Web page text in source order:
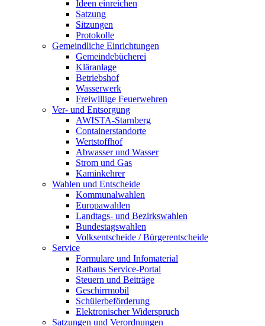
Ideen einreichen
Satzung
Sitzungen
Protokolle
Gemeindliche Einrichtungen
Gemeindebücherei
Kläranlage
Betriebshof
Wasserwerk
Freiwillige Feuerwehren
Ver- und Entsorgung
AWISTA-Starnberg
Containerstandorte
Wertstoffhof
Abwasser und Wasser
Strom und Gas
Kaminkehrer
Wahlen und Entscheide
Kommunalwahlen
Europawahlen
Landtags- und Bezirkswahlen
Bundestagswahlen
Volksentscheide / Bürgerentscheide
Service
Formulare und Infomaterial
Rathaus Service-Portal
Steuern und Beiträge
Geschirrmobil
Schülerbeförderung
Elektronischer Widerspruch
Satzungen und Verordnungen